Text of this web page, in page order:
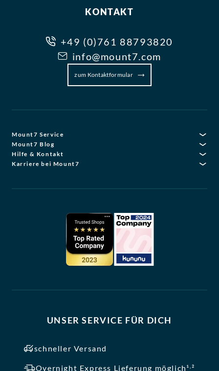
KONTAKT
+49 (0)761 88793820
info@mount7.com
zum Kontaktformular
Mount7 Service
Mount7 Blog
Hilfe & Kontakt
Karriere bei Mount7
UNSER SERVICE FÜR DICH
schneller Versand
Overnight Express Lieferung möglich¹,²